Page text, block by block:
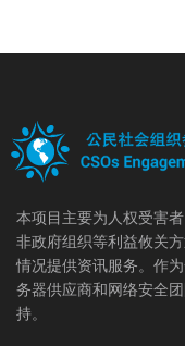
本项目主要为人权受害
非政府组织等利益攸关
情况提供资讯服务。作
务器供应商和网络安全
持。